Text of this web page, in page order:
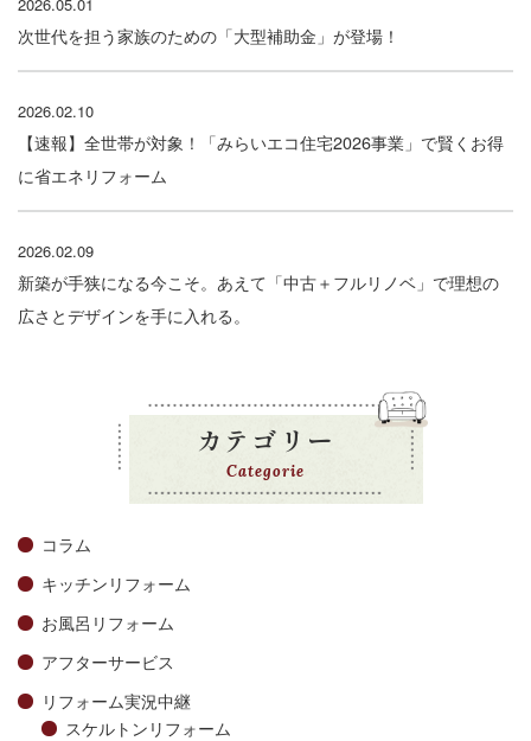
次世代を担う家族のための「大型補助金」が登場！
2026.02.10
【速報】全世帯が対象！「みらいエコ住宅2026事業」で賢くお得
に省エネリフォーム
2026.02.09
新築が手狭になる今こそ。あえて「中古＋フルリノベ」で理想の
広さとデザインを手に入れる。
カテゴリー
Categorie
コラム
キッチンリフォーム
お風呂リフォーム
アフターサービス
リフォーム実況中継
スケルトンリフォーム